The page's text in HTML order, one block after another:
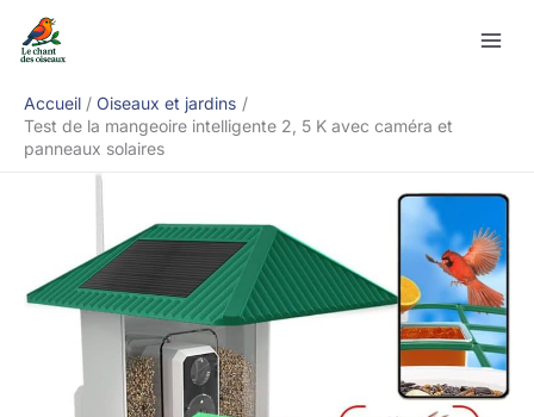
Accueil
Oiseaux et jardins
Test de la mangeoire intelligente 2, 5 K avec caméra et
panneaux solaires
Rechercher